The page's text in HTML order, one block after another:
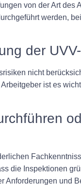
von der Art des
werden,
der
nicht
ist es
die Inspektionen
und